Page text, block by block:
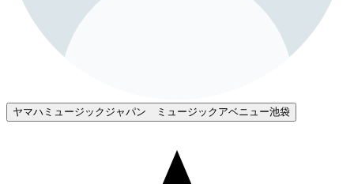
ヤマハミュージックジャパン ミュージックアベニュー池袋